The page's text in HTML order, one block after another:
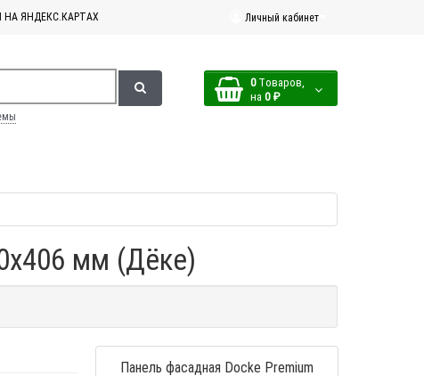
ЯНДЕКС.КАРТАХ Личный кабинет
0 Tоваров,
на 0 ₽
мм (Дёке)
Панель фасадная Docke Premium